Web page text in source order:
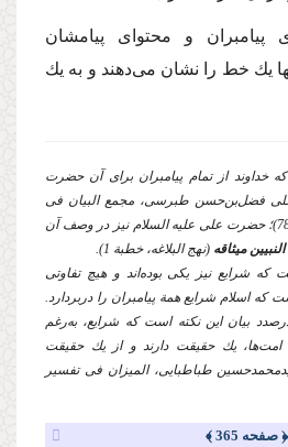
پیامبران و محتوای پیامشان
یك خط را نشان می‌دهند و به یك
خداوند از تمام پیامبران برای آن حضرت
فضل‌بن‌حسن طبرسی، مجمع البیان فی
علیه السلامنیز در وصف آن
میثاقه (نهج البلاغه، خطبة 1).
كه شرایع نیز یكی بوده‌اند و هیچ تفاوتی
كه اسلام شرایع همة پیامبران را دربردارد.
بیان این نكته است كه شرایع، به‌رغم
امت‌ها، یك حقیقت دارند و از یك حقیقت
طباطبایی، المیزان فی تفسیر
﴿ صفحه 365 ﴾